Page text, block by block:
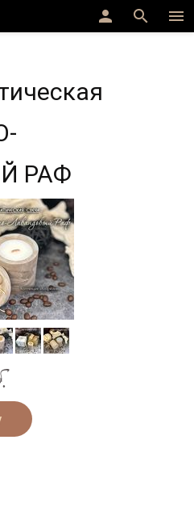
menu
search
person
РАФ